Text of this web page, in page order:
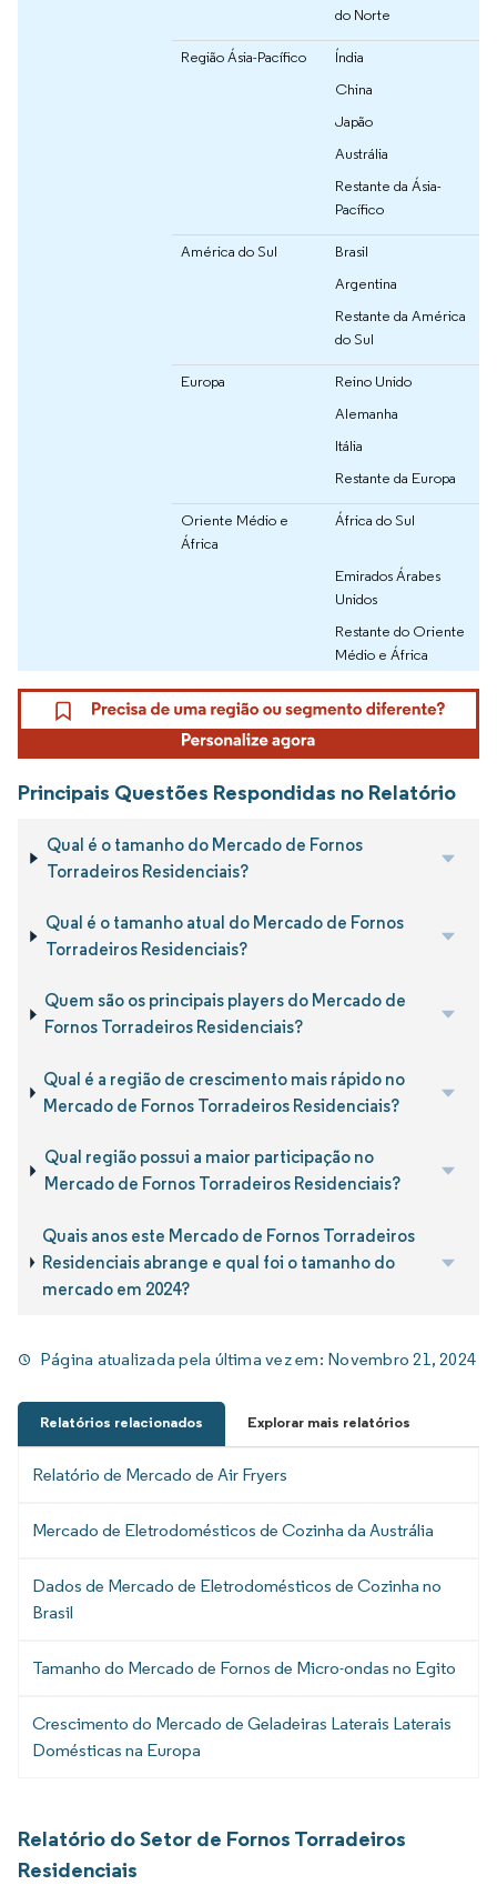
do Norte
Região Ásia-Pacífico
Índia
China
Japão
Austrália
Restante da Ásia-
Pacífico
América do Sul
Brasil
Argentina
Restante da América
do Sul
Europa
Reino Unido
Alemanha
Itália
Restante da Europa
Oriente Médio e
África
África do Sul
Emirados Árabes
Unidos
Restante do Oriente
Médio e África
Principais Questões Respondidas no Relatório
Qual é o tamanho do Mercado de Fornos
Torradeiros Residenciais?
Qual é o tamanho atual do Mercado de Fornos
Torradeiros Residenciais?
Quem são os principais players do Mercado de
Fornos Torradeiros Residenciais?
Qual é a região de crescimento mais rápido no
Mercado de Fornos Torradeiros Residenciais?
Qual região possui a maior participação no
Mercado de Fornos Torradeiros Residenciais?
Quais anos este Mercado de Fornos Torradeiros
Residenciais abrange e qual foi o tamanho do
mercado em 2024?
Página atualizada pela última vez em: Novembro 21, 2024
Relatórios relacionados Explorar mais relatórios
Relatório de Mercado de Air Fryers
Mercado de Eletrodomésticos de Cozinha da Austrália
Dados de Mercado de Eletrodomésticos de Cozinha no
Brasil
Tamanho do Mercado de Fornos de Micro-ondas no Egito
Crescimento do Mercado de Geladeiras Laterais Laterais
Domésticas na Europa
Relatório do Setor de Fornos Torradeiros
Residenciais